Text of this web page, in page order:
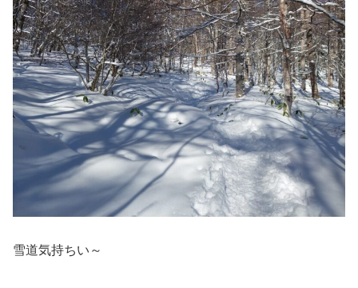
雪道気持ちい～